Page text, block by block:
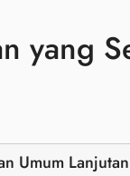
yang
Umum